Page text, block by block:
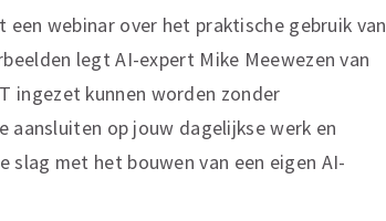
webinar over het praktische gebruik van
legt AI-expert Mike Meewezen van
ingezet kunnen worden zonder
aansluiten op jouw dagelijkse werk en
slag met het bouwen van een eigen AI-